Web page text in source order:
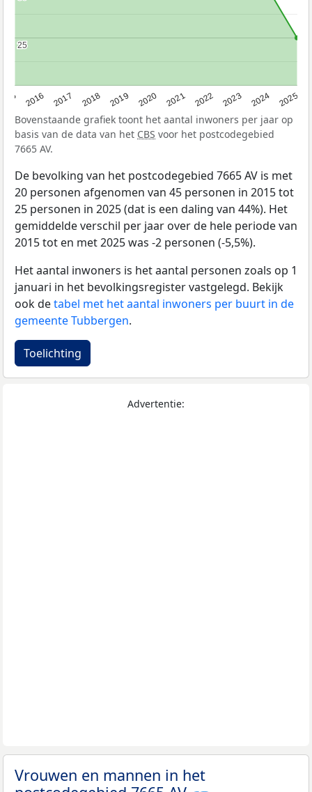
2016 2017 2018 2019 2020 2021 2022 2023 2024 2025
25
25
Bovenstaande grafiek toont het aantal inwoners per jaar op
basis van de data van het CBS voor het postcodegebied
7665 AV.
De bevolking van het postcodegebied 7665 AV is met
20 personen afgenomen van 45 personen in 2015 tot
25 personen in 2025 (dat is een daling van 44%). Het
gemiddelde verschil per jaar over de hele periode van
2015 tot en met 2025 was -2 personen (-5,5%).
Het aantal inwoners is het aantal personen zoals op 1
januari in het bevolkingsregister vastgelegd. Bekijk
ook detabel met het aantal inwoners per buurt in de
gemeente Tubbergen.
Toelichting
Advertentie:
Vrouwen en mannen in het